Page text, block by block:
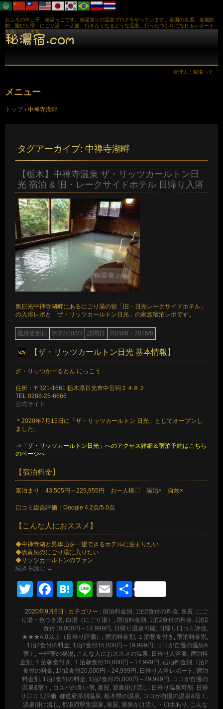
おふろの申し子、秘湯っこです。秘湯巡りの温泉ブログをやっています。全国の名湯、老舗旅
館、鄙びた宿、にごり湯、一人旅、行きたくなるような温泉、行ったつもりになれるレポート
を書いています。
管理人：秘湯っ子
メニュー
ン
トップ › 中禅寺湖畔
タグアーカイブ: 中禅寺湖畔
【栃木】中禅寺温泉 ザ・リッツカールトン日
光 宿泊 & 旧・レークサイドホテル 日帰り入浴
奥日光中禅寺湖畔にあるにごり湯の宿「旧・日光レークサイドホテル」
の入浴レポと「ザ・リッツカールトン日光」の家族宿泊レポです。
最終更新日 2022/10/23 訪問日 2020/8・2015/8
【ザ・リッツカールトン日光 基本情報】
ざ・りっつかーるとん にっこう
住所：〒321-1661 栃木県日光市中宮祠２４８２
TEL:0288-25-6666
公式サイト
＊2020年7月15日に「ザ・リッツカールトン 日光」としてオープンし
ました。
⇒「ザ・リッツカールトン日光」へのアクセス詳細＆宿泊予約はこちら
のページへ
【宿泊料金】
素泊まり 43,505円～229,955円 お一人様〇 湯治× 自炊×
口コミ総合評価：Google 4.2点/5.0点
【こんな人におススメ】
◆中禅寺湖と男体山を一望できるホテルに泊まりたい
◆硫黄泉のにごり湯に入りたい
◆リッツカールトンのファン
続きを読む →
TwitterFacebook
Hatena
LineEmail
共
有
2020年9月6日 カテゴリー : 宿泊料金別, 1泊2食付の料金, 泉質, にご
り湯・色つき湯, 白湯（にごり湯） , 宿泊料金別, 1泊2食付の料金, 1泊2
食付10,000円～14,999円 , 日帰り温泉可能, 日帰り口コミ評価,
★★★4.0以上（日帰り評価） , 宿泊料金別, １泊朝食付き , 宿泊料金別,
1泊2食付の料金, 1泊2食付15,000円～19,999円 , ココが自慢の温泉&
宿！, 一軒宿の秘湯, こんな人におススメの温泉, 日帰り入浴派, 宿泊料
金別, １泊朝食付き, １泊朝食付10,000円～14,999円 , 宿泊料金別, 1泊2
食付の料金, 1泊2食付20,000円～24,999円 , 日帰り入浴レポート , 宿泊
料金別, 1泊2食付の料金, 1泊2食付25,000円～29,999円 , ココが自慢の
温泉&宿！, コスパの良い宿, 泉質, 源泉掛け流し , 日帰り温泉可能, 日帰
り口コミ評価, 都道府県別温泉, 栃木県の温泉, ココが自慢の温泉&宿！,
源泉掛け流し , 都道府県別温泉, 泉質, 源泉かけ流し・加水あり , こんな